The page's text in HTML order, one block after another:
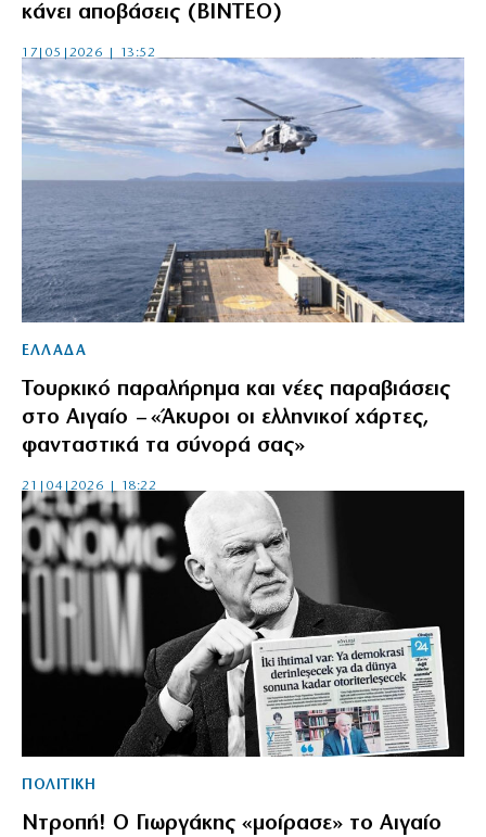
κάνει αποβάσεις (ΒΙΝΤΕΟ)
17|05|2026 | 13:52
ΕΛΛΑΔΑ
Τουρκικό παραλήρημα και νέες παραβιάσεις
στο Αιγαίο – «Άκυροι οι ελληνικοί χάρτες,
φανταστικά τα σύνορά σας»
21|04|2026 | 18:22
ΠΟΛΙΤΙΚΗ
Ντροπή! Ο Γιωργάκης «μοίρασε» το Αιγαίο